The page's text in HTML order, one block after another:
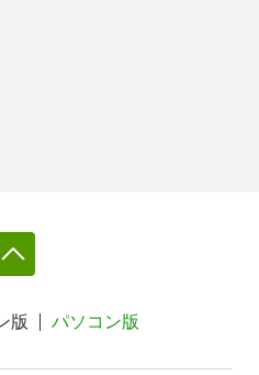
版 パソコン版